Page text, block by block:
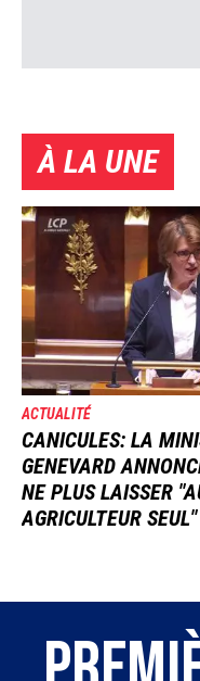
À LA UNE
Image
ACTUALITÉ
CANICULES: LA
GENEVARD
NE PLUS LAISSER
AGRICULTEUR SEUL"